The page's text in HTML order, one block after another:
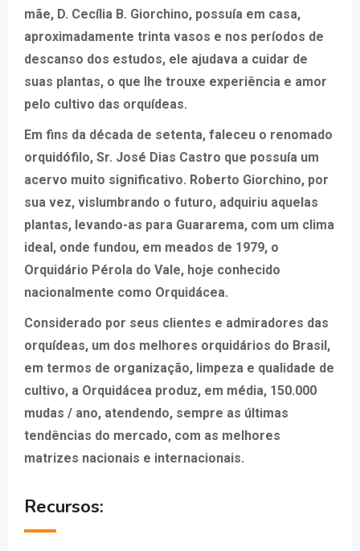
mãe, D. Cecília B. Giorchino, possuía em casa,
aproximadamente trinta vasos e nos períodos de
descanso dos estudos, ele ajudava a cuidar de
suas plantas, o que lhe trouxe experiência e amor
pelo cultivo das orquídeas.
Em fins da década de setenta, faleceu o renomado
orquidófilo, Sr. José Dias Castro que possuía um
acervo muito significativo. Roberto Giorchino, por
sua vez, vislumbrando o futuro, adquiriu aquelas
plantas, levando-as para Guararema, com um clima
ideal, onde fundou, em meados de 1979, o
Orquidário Pérola do Vale, hoje conhecido
nacionalmente como Orquidácea.
Considerado por seus clientes e admiradores das
orquídeas, um dos melhores orquidários do Brasil,
em termos de organização, limpeza e qualidade de
cultivo, a Orquidácea produz, em média, 150.000
mudas / ano, atendendo, sempre as últimas
tendências do mercado, com as melhores
matrizes nacionais e internacionais.
Recursos: